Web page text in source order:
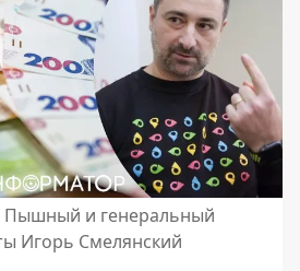
Пышный и генеральный
Игорь Смелянский